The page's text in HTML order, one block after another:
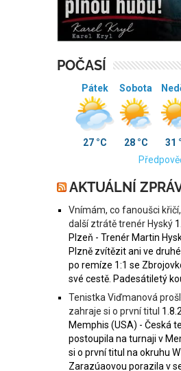
POČASÍ
Pátek
27 °C
Sobota
28 °C 31
AKTUÁLNÍ
Vnímám, co fanoušci
další ztrátě trenér Hyský
Plzeň - Trenér Martin
Plzně zvítězit ani ve
po remíze 1:1 se
své cestě. Padesátiletý
Tenistka Viďmanová
zahraje si o první titul
Memphis (USA) - Česká
postoupila na turnaji v
si o první titul na okruhu
Zarazúaovou porazila v